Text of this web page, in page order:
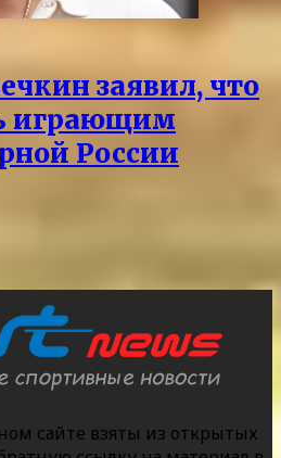
заявил, что
играющим
России
сайте взяты из открытых